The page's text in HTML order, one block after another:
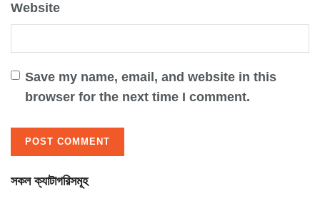
Website
Save my name, email, and website in this
browser for the next time I comment.
সকল ক্যাটাগরিসমূহ